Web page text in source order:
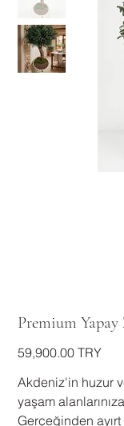
Premium Yapay
السعر
‏59,900.00 TRY
Akdeniz'in huzur
yaşam
Gerçeğinden